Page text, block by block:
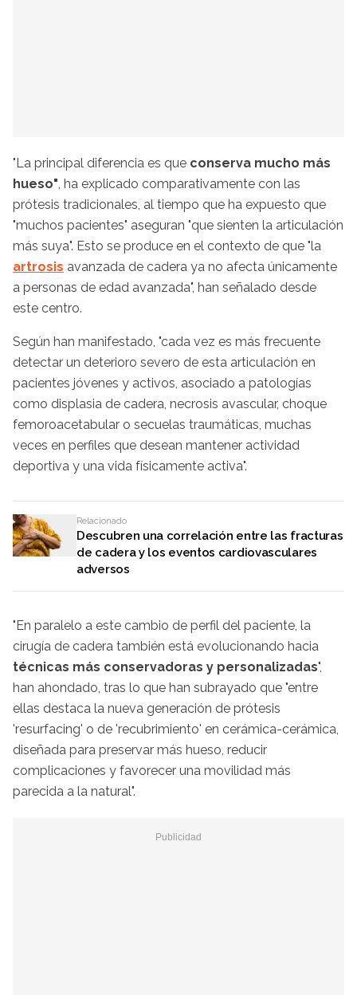
"La principal diferencia es que conserva mucho más
hueso", ha explicado comparativamente con las
prótesis tradicionales, al tiempo que ha expuesto que
"muchos pacientes" aseguran "que sienten la articulación
más suya". Esto se produce en el contexto de que "la
artrosis avanzada de cadera ya no afecta únicamente
a personas de edad avanzada", han señalado desde
este centro.
Según han manifestado, "cada vez es más frecuente
detectar un deterioro severo de esta articulación en
pacientes jóvenes y activos, asociado a patologías
como displasia de cadera, necrosis avascular, choque
femoroacetabular o secuelas traumáticas, muchas
veces en perfiles que desean mantener actividad
deportiva y una vida físicamente activa".
Relacionado
Descubren una correlación entre las fracturas
de cadera y los eventos cardiovasculares
adversos
"En paralelo a este cambio de perfil del paciente, la
cirugía de cadera también está evolucionando hacia
técnicas más conservadoras y personalizadas",
han ahondado, tras lo que han subrayado que "entre
ellas destaca la nueva generación de prótesis
'resurfacing' o de 'recubrimiento' en cerámica-cerámica,
diseñada para preservar más hueso, reducir
complicaciones y favorecer una movilidad más
parecida a la natural".